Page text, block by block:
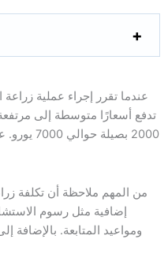
عندما تقرر إجراء عملية
تدفع أسعارًا متوسطة إلى
2000
من المهم ملاحظة أن تكلفة
إضافية مثل رسوم
ومواعيد المتابعة. بالإضافة